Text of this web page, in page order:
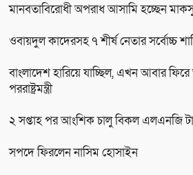
মানবতাবিরোধী অপরাধ আসামি হচ্ছেন
ওবায়দুল কাদেরসহ ৭ শীর্ষ নেতার সর্বোচ্চ
বাংলাদেশ হারিয়ে যাচ্ছিল, এখন আবার
পররাষ্ট্রমন্ত্রী
২ সপ্তাহ পর আংশিক চালু বিকল এলএনজি
সপদে ফিরলেন নাসিম হোসাইন